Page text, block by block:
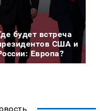
будет встреча
США и
Европа?